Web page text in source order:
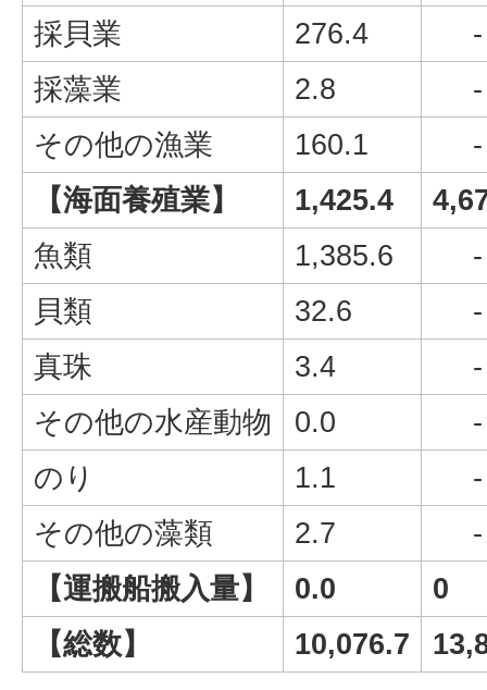
採貝業
276.4
-
採藻業
2.8
-
その他の漁業
160.1
-
【海面養殖業】
1,425.4
魚類
1,385.6
-
貝類
32.6
-
真珠
3.4
-
その他の水産動物
0.0
-
のり
1.1
-
その他の藻類
2.7
-
【運搬船搬入量】
0.0
0
【総数】
10,076.7